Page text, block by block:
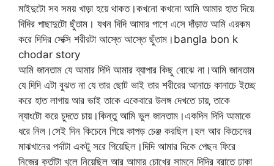
মাইদুটো সব সময় খাড়া হয়ে থাকত।কখনো কখনো আমি আমার হাত দিয়ে
দিদির পাছাদুটো ছুঁতাম। যখন দিদি আমার পাশে এসে দাঁড়াত আমি এরকম
করে দিদির সেক্সি শরীরটা আস্তে আস্তে ছুঁতাম।bangla bon k
chodar story
আমি জানতাম যে আমার দিদি আমার ব্যাপার কিছু বোঝে না।আমি জানতাম
যে দিদি এটা বুঝত না যে তার ছোট ভাই তার শরীরের আনাচে কানাচে ইচ্ছে
করে হাত লাগায় আর ভাই তাকে একেবারে উলঙ্গ দেখতে চায়‚ তাকে
ন্যাংটো করে চুদতে চায়।কিন্তু আমি ভুল জানতাম।একদিন দিদি আমাকে
ধরে নিল।সেই দিন কিচেনে গিয়ে কাপড় চেঞ্জ করছিল।হল আর কিচেনের
মাঝখানের পর্দাটা একটু সরে গিয়েছিল।দিদি আমার দিকে পেছন ফিরে
নিজের কুর্তাটা খুলে নিয়েছিল আর আমার চোখের সামনে দিদির ব্রাতে ঢাকা